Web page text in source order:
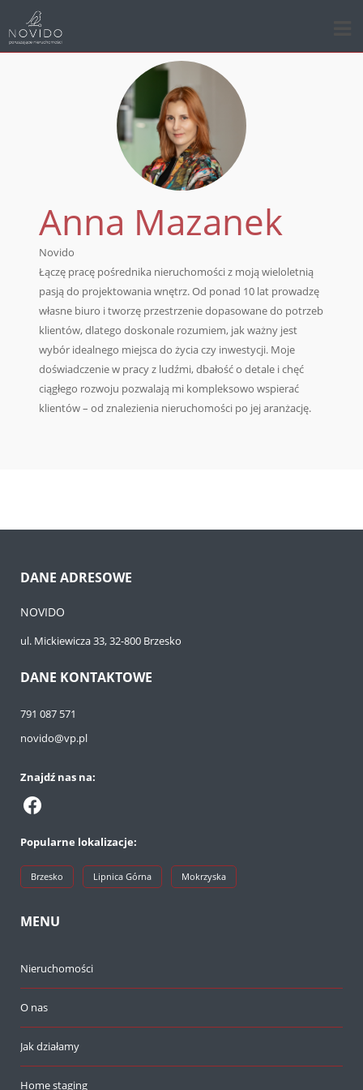
Anna Mazanek
Novido
Łączę pracę pośrednika nieruchomości z moją wieloletnią
pasją do projektowania wnętrz. Od ponad 10 lat prowadzę
własne biuro i tworzę przestrzenie dopasowane do potrzeb
klientów, dlatego doskonale rozumiem, jak ważny jest
wybór idealnego miejsca do życia czy inwestycji. Moje
doświadczenie w pracy z ludźmi, dbałość o detale i chęć
ciągłego rozwoju pozwalają mi kompleksowo wspierać
klientów – od znalezienia nieruchomości po jej aranżację.
DANE ADRESOWE
NOVIDO
ul. Mickiewicza 33, 32-800 Brzesko
DANE KONTAKTOWE
791 087 571
novido@vp.pl
Znajdź nas na:
Popularne lokalizacje:
Brzesko Lipnica Górna Mokrzyska
MENU
Nieruchomości
O nas
Jak działamy
Home staging